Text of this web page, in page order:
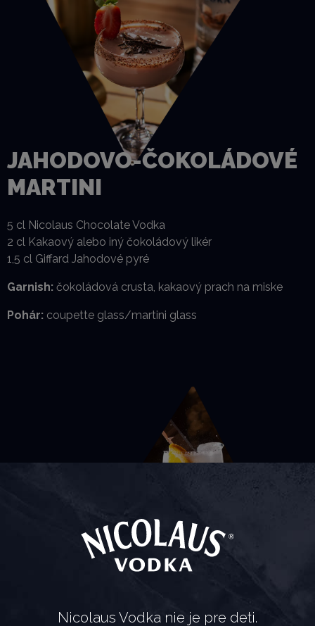
JAHODOVO-ČOKOLÁDOVÉ
MARTINI
5 cl Nicolaus Chocolate Vodka
2 cl Kakaový alebo iný čokoládový likér
1,5 cl Giffard Jahodové pyré
Garnish: čokoládová crusta, kakaový prach na miske
Pohár: coupette glass/martini glass
TONICNicolaus Vodka nie je pre deti.